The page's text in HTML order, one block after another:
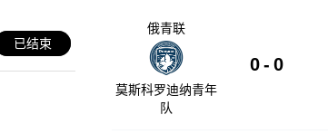
已结束
俄青联
莫斯科罗迪纳青年
队
0 - 0